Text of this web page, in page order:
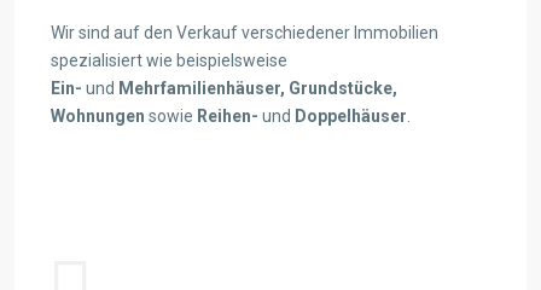
Wir sind auf den Verkauf verschiedener Immobilien
spezialisiert wie beispielsweise
Ein- und Mehrfamilienhäuser, Grundstücke,
Wohnungen sowie Reihen- und Doppelhäuser.